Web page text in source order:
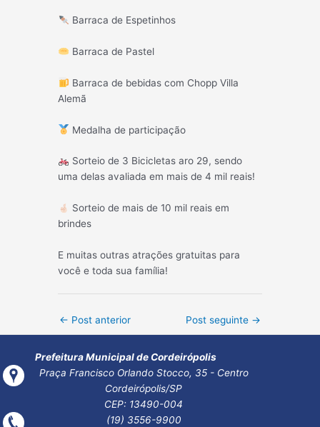
Barraca de Espetinhos
Barraca de Pastel
Barraca de bebidas com Chopp Villa
Alemã
Medalha de participação
Sorteio de 3 Bicicletas aro 29, sendo
uma delas avaliada em mais de 4 mil reais!
Sorteio de mais de 10 mil reais em
brindes
E muitas outras atrações gratuitas para
você e toda sua família!
Post
← Post anterior Post seguinte →
Prefeitura Municipal de Cordeirópolis
Praça Francisco Orlando Stocco, 35 - Centro
Cordeirópolis/SP
CEP: 13490-004
(19) 3556-9900